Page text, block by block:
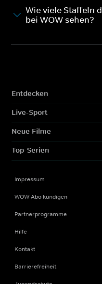
Wie viele Staffeln
bei WOW sehen?
Entdecken
Live-Sport
Neue Filme
Top-Serien
Impressum
WOW Abo kündigen
Partnerprogramme
Hilfe
Kontakt
Barrierefreiheit